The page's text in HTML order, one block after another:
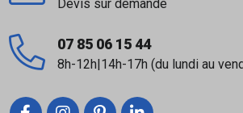
Devis sur demande
07 85 06 15 44
8h-12h|14h-17h (du lundi au